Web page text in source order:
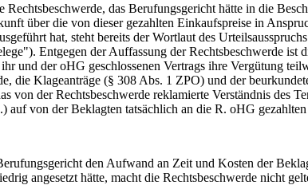
das Berufungsgericht hätte in die
über die von dieser gezahlten Einkaufspreise in
hat, steht bereits der Wortlaut des
Entgegen der Auffassung der Rechtsbeschwerde
und der oHG geschlossenen Vertrags ihre Vergütung
die Klageanträge (§ 308 Abs. 1 ZPO) und der
von der Rechtsbeschwerde reklamierte Verständnis des
auf von der Beklagten tatsächlich an die R. oHG
den Aufwand an Zeit und Kosten der
angesetzt hätte, macht die Rechtsbeschwerde nicht